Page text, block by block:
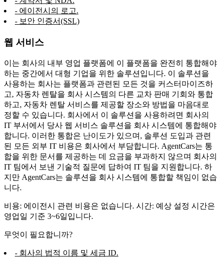
- 에이전시의 로고.
- 보안 인증서(SSL)
웹 서비스
이는 회사의 내부 영업 플랫폼에 이 플랫폼을 완전히 통합해야
하는 중간에서 대형 기업을 위한 솔루션입니다. 이 솔루션을
사용하는 회사는 플랫폼과 관련된 모든 것을 커스터마이즈하
고, 자동차 렌탈을 회사 시스템의 다른 교차 판매 기회와 통합
하고, 자동차 렌탈 서비스를 제공할 장소와 방법을 마음대로
정할 수 있습니다. 회사에서 이 솔루션을 사용하려면 회사의
IT 부서에서 당사 웹 서비스 솔루션을 회사 시스템에 통합해야
합니다. 이러한 통합은 난이도가 있으며, 솔루션 도입과 관련
된 모든 외부 IT 비용은 회사에서 부담합니다. AgentCars는 통
합을 위한 문서를 제공하는 데 요금을 부과하지 않으며 회사의
IT 팀에서 보낸 기술적 질문에 답하여 IT 팀을 지원합니다. 하
지만 AgentCars는 솔루션을 회사 시스템에 통합할 책임이 없습
니다.
비용: 에이전시 관련 비용은 없습니다. 시간: 예상 설정 시간은
영업일 기준 3~6일입니다.
무엇이 필요합니까?
- 회사의 법적 이름 및 세금 ID.